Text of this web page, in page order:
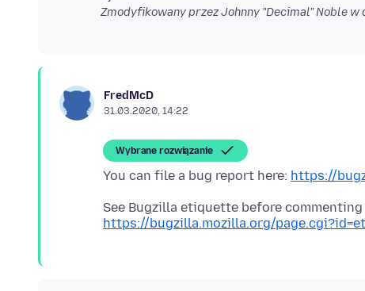
Zmodyfikowany przez Johnny "Decimal" Noble w
FredMcD
31.03.2020, 14:22
Wybrane rozwiązanie
You can file a bug report here: https://
https://bugzilla.mozilla.org/